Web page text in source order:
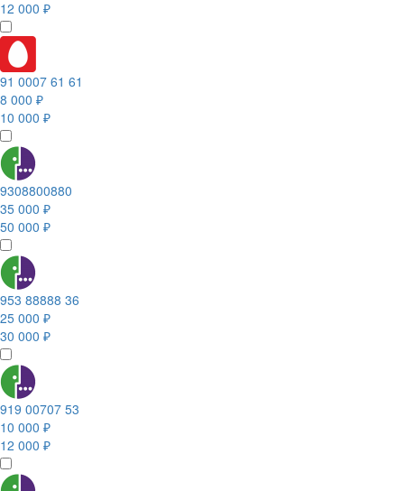
12 000 ₽
91 0007 61 61
8 000 ₽
10 000 ₽
9308800880
35 000 ₽
50 000 ₽
953 88888 36
25 000 ₽
30 000 ₽
919 00707 53
10 000 ₽
12 000 ₽